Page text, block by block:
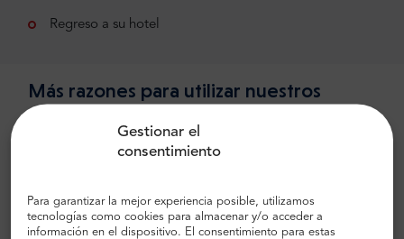
Gestionar el
consentimiento
Para garantizar la mejor experiencia posible, utilizamos
tecnologías como cookies para almacenar y/o acceder a
información en el dispositivo. El consentimiento para estas
Regreso a su hotel
Más razones para utilizar nuestros
servicios:
Hemos inventado este recorrido en el